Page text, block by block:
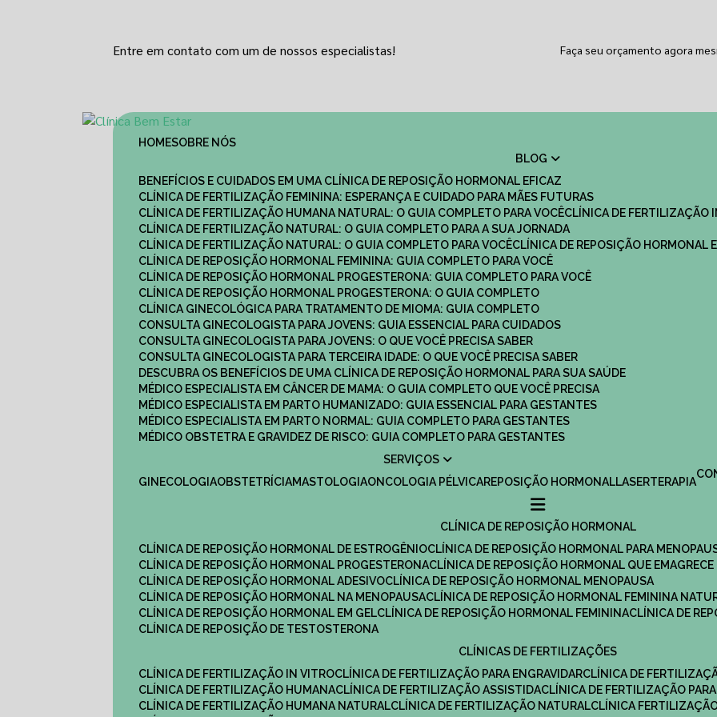
Entre em contato com um de nossos especialistas! Faça seu orçamento agora
HOME
SOBRE NÓS
BLOG
BENEFÍCIOS E CUIDADOS EM UMA CLÍNICA DE REPOSIÇÃO HORMONAL EFICAZ
CLÍNICA DE FERTILIZAÇÃO FEMININA: ESPERANÇA E CUIDADO PARA MÃES FUTURAS
CLÍNICA DE FERTILIZAÇÃO HUMANA NATURAL: O GUIA COMPLETO PARA VOCÊ
CLÍNICA DE FERTILIZAÇÃO
CLÍNICA DE FERTILIZAÇÃO NATURAL: O GUIA COMPLETO PARA A SUA JORNADA
CLÍNICA DE FERTILIZAÇÃO NATURAL: O GUIA COMPLETO PARA VOCÊ
CLÍNICA DE REPOSIÇÃO HORMONAL
CLÍNICA DE REPOSIÇÃO HORMONAL FEMININA: GUIA COMPLETO PARA VOCÊ
CLÍNICA DE REPOSIÇÃO HORMONAL PROGESTERONA: GUIA COMPLETO PARA VOCÊ
CLÍNICA DE REPOSIÇÃO HORMONAL PROGESTERONA: O GUIA COMPLETO
CLÍNICA GINECOLÓGICA PARA TRATAMENTO DE MIOMA: GUIA COMPLETO
CONSULTA GINECOLOGISTA PARA JOVENS: GUIA ESSENCIAL PARA CUIDADOS
CONSULTA GINECOLOGISTA PARA JOVENS: O QUE VOCÊ PRECISA SABER
CONSULTA GINECOLOGISTA PARA TERCEIRA IDADE: O QUE VOCÊ PRECISA SABER
DESCUBRA OS BENEFÍCIOS DE UMA CLÍNICA DE REPOSIÇÃO HORMONAL PARA SUA SAÚDE
MÉDICO ESPECIALISTA EM CÂNCER DE MAMA: O GUIA COMPLETO QUE VOCÊ PRECISA
MÉDICO ESPECIALISTA EM PARTO HUMANIZADO: GUIA ESSENCIAL PARA GESTANTES
MÉDICO ESPECIALISTA EM PARTO NORMAL: GUIA COMPLETO PARA GESTANTES
MÉDICO OBSTETRA E GRAVIDEZ DE RISCO: GUIA COMPLETO PARA GESTANTES
SERVIÇOS
GINECOLOGIA
OBSTETRÍCIA MASTOLOGIA ONCOLOGIA PÉLVICA REPOSIÇÃO HORMONAL LASERTERAPIA
CLÍNICA DE REPOSIÇÃO HORMONAL
CLÍNICA DE REPOSIÇÃO HORMONAL DE ESTROGÊNIO
CLÍNICA DE REPOSIÇÃO HORMONAL PARA
CLÍNICA DE REPOSIÇÃO HORMONAL PROGESTERONA
CLÍNICA DE REPOSIÇÃO HORMONAL QUE EMAGRECE
CLÍNICA DE REPOSIÇÃO HORMONAL ADESIVO
CLÍNICA DE REPOSIÇÃO HORMONAL MENOPAUSA
CLÍNICA DE REPOSIÇÃO HORMONAL NA MENOPAUSA
CLÍNICA DE REPOSIÇÃO HORMONAL FEMININA
CLÍNICA DE REPOSIÇÃO HORMONAL EM GEL
CLÍNICA DE REPOSIÇÃO HORMONAL FEMININA
CLÍNICA DE
CLÍNICA DE REPOSIÇÃO DE TESTOSTERONA
CLÍNICAS DE FERTILIZAÇÕES
CLÍNICA DE FERTILIZAÇÃO IN VITRO
CLÍNICA DE FERTILIZAÇÃO PARA ENGRAVIDAR
CLÍNICA DE
CLÍNICA DE FERTILIZAÇÃO HUMANA
CLÍNICA DE FERTILIZAÇÃO ASSISTIDA
CLÍNICA DE FERTILIZAÇÃO
CLÍNICA DE FERTILIZAÇÃO HUMANA NATURAL
CLÍNICA DE FERTILIZAÇÃO NATURAL
CLÍNICA